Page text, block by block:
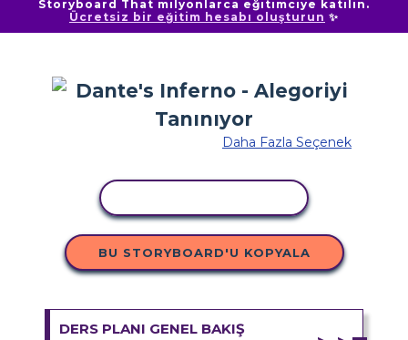
Storyboard That milyonlarca eğitimciye katılın.
Ücretsiz bir eğitim hesabı oluşturun ✨
Daha Fazla Seçenek
BU STORYBOARD'U KOPYALA
DERS PLANI GENEL BAKIŞ